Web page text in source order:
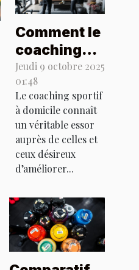
Comment le
coaching
sportif à
domicile
transforme-
t-il votre
quotidien ?
Jeudi 9 octobre 2025
01:48
Le coaching sportif
à domicile connaît
un véritable essor
auprès de celles et
ceux désireux
d’améliorer...